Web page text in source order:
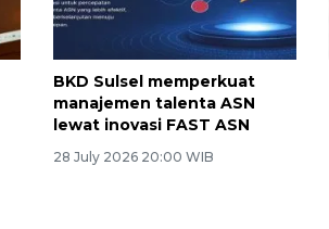
BKD Sulsel memperkuat
manajemen talenta ASN
lewat inovasi FAST ASN
28 July 2026 20:00 WIB